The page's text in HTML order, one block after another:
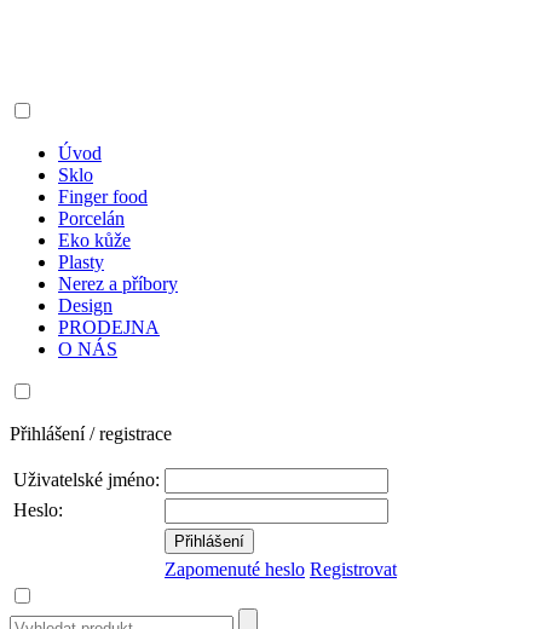
Úvod
Sklo
Finger food
Porcelán
Eko kůže
Plasty
Nerez a příbory
Design
PRODEJNA
O NÁS
Přihlášení / registrace
Uživatelské jméno:
Heslo:
Zapomenuté heslo Registrovat